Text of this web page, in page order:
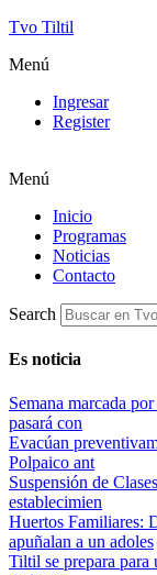
Tvo Tiltil
Menú
Ingresar
Register
Menú
Inicio
Programas
Noticias
Contacto
Search
Es noticia
Semana marcada
pasará con
Evacúan
Polpaico ant
Suspensión de
establecimien
Huertos Familiares:
apuñalan a un adoles
Tiltil se prepara para